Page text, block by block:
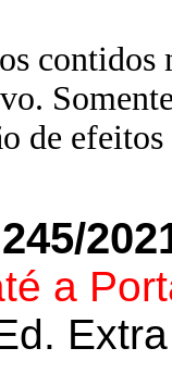
contidos
de
245/
a